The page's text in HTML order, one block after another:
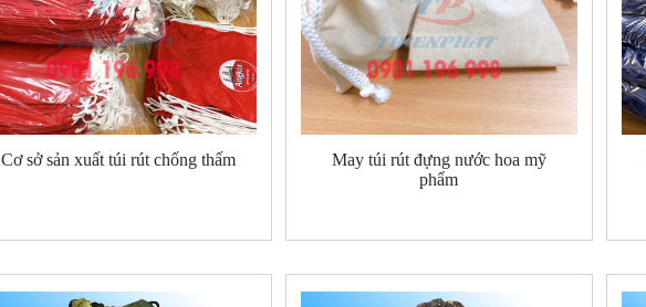
Cơ sở sản xuất túi rút chống thấm
May túi rút đựng nước hoa mỹ
phẩm